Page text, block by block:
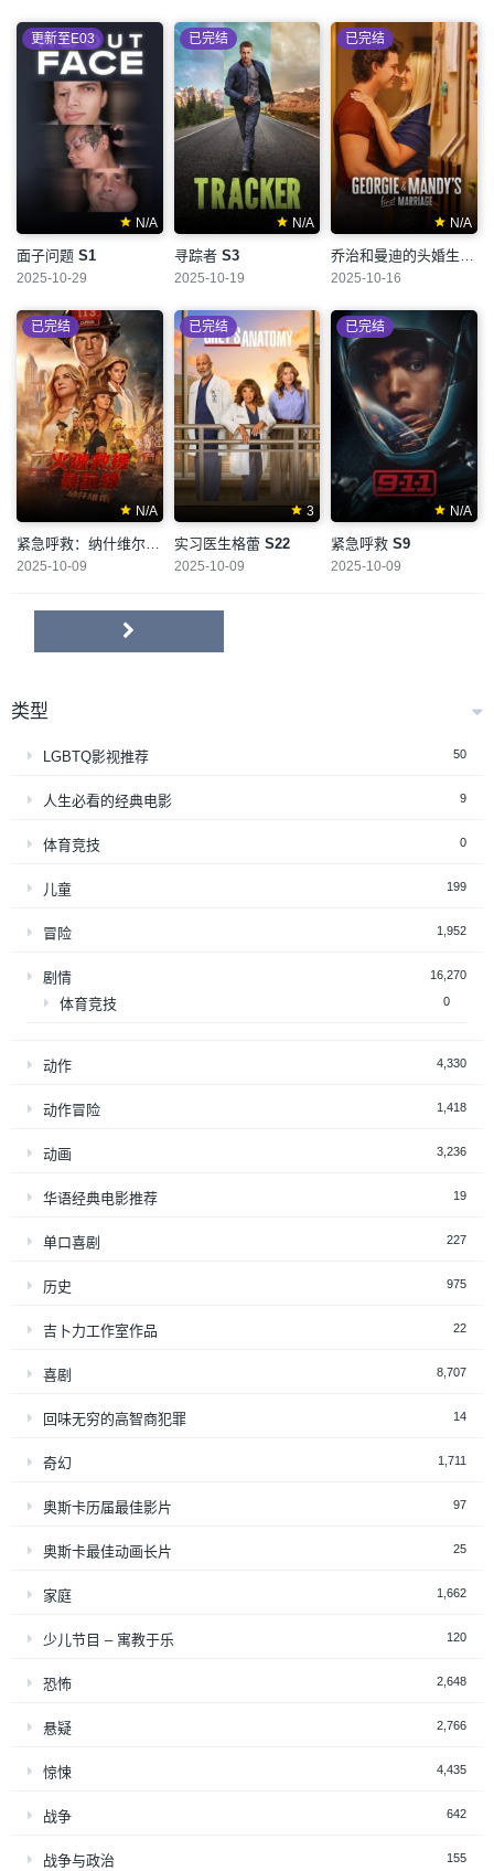
N/A
更新至E03
面子问题 S1
2025-10-29
N/A
已完结
寻踪者 S3
2025-10-19
N/A
已完结
乔治和曼迪的头婚生活
2025-10-16
N/A
已完结
紧急呼救：纳什维尔
S1
2025-10-09
3
已完结
实习医生格蕾 S22
2025-10-09
N/A
已完结
紧急呼救S9
2025-10-09
类型
LGBTQ影视推荐 50
人生必看的经典电影 9
体育竞技 0
儿童 199
冒险 1,952
剧情 16,270
体育竞技 0
动作 4,330
动作冒险 1,418
动画 3,236
华语经典电影推荐 19
单口喜剧 227
历史 975
吉卜力工作室作品 22
喜剧 8,707
回味无穷的高智商犯罪 14
奇幻 1,711
奥斯卡历届最佳影片 97
奥斯卡最佳动画长片 25
家庭 1,662
少儿节目 – 寓教于乐 120
恐怖 2,648
悬疑 2,766
惊悚 4,435
战争 642
战争与政治 155